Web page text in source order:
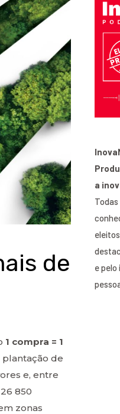
de
1 compra = 1
de
e, entre
850
zonas
a
e pelo